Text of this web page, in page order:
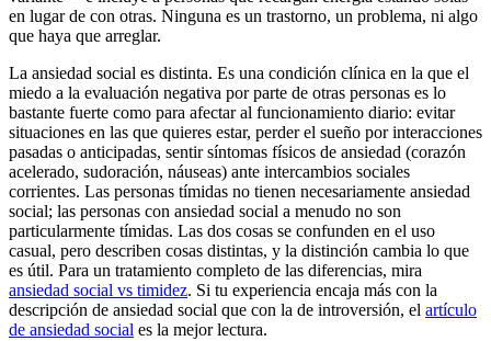
en lugar de con otras. Ninguna es un trastorno, un problema, ni algo
que haya que arreglar.
La ansiedad social es distinta. Es una condición clínica en la que el
miedo a la evaluación negativa por parte de otras personas es lo
bastante fuerte como para afectar al funcionamiento diario: evitar
situaciones en las que quieres estar, perder el sueño por interacciones
pasadas o anticipadas, sentir síntomas físicos de ansiedad (corazón
acelerado, sudoración, náuseas) ante intercambios sociales
corrientes. Las personas tímidas no tienen necesariamente ansiedad
social; las personas con ansiedad social a menudo no son
particularmente tímidas. Las dos cosas se confunden en el uso
casual, pero describen cosas distintas, y la distinción cambia lo que
es útil. Para un tratamiento completo de las diferencias, mira
ansiedad social vs timidez. Si tu experiencia encaja más con la
descripción de ansiedad social que con la de introversión, el artículo
de ansiedad social es la mejor lectura.